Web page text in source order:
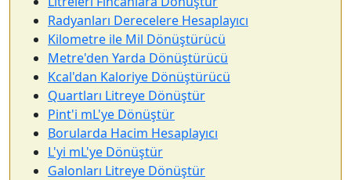
Radyanları Derecelere Hesaplayıcı
Kilometre ile Mil Dönüştürücü
Metre'den Yarda Dönüştürücü
Kcal'dan Kaloriye Dönüştürücü
Quartları Litreye Dönüştür
Pint'i mL'ye Dönüştür
Borularda Hacim Hesaplayıcı
L'yi mL'ye Dönüştür
Galonları Litreye Dönüştür